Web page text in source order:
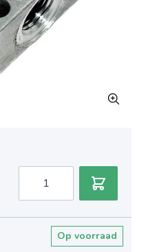
Op voorraad